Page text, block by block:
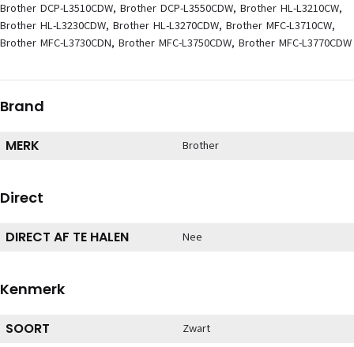
Brother DCP-L3510CDW, Brother DCP-L3550CDW, Brother HL-L3210CW,
Brother HL-L3230CDW, Brother HL-L3270CDW, Brother MFC-L3710CW,
Brother MFC-L3730CDN, Brother MFC-L3750CDW, Brother MFC-L3770CDW
Brand
MERK Brother
Direct
DIRECT AF TE HALEN Nee
Kenmerk
SOORT Zwart